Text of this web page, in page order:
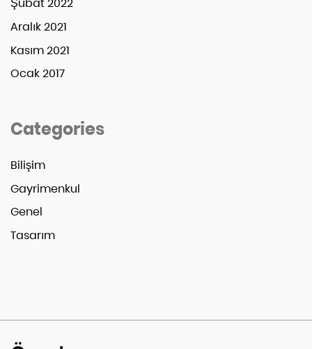
Şubat 2022
Aralık 2021
Kasım 2021
Ocak 2017
Categories
Bilişim
Gayrimenkul
Genel
Tasarım